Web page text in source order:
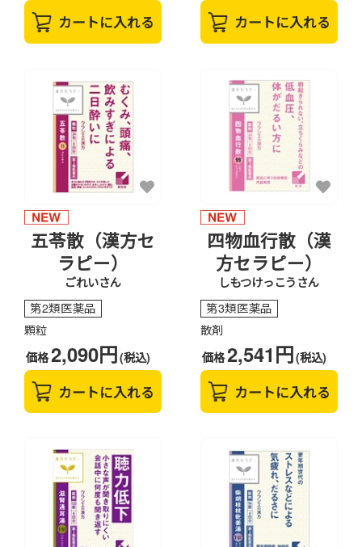
カートに入れる カートに入れる
五苓散（漢方セ
ラピー）
ごれいさん
第2類医薬品
顆粒
価格2,090円(税込)
カートに入れる
四物血行散（漢
方セラピー）
しもつけっこうさん
第3類医薬品
散剤
価格2,541円(税込)
カートに入れる